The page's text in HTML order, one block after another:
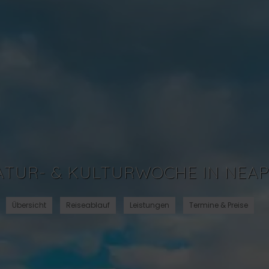
& KULTURWOCHE IN
Übersicht Reiseablauf Leistungen Termine & Preise